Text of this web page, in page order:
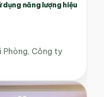
năng lượng hiệu
Phòng, Công ty